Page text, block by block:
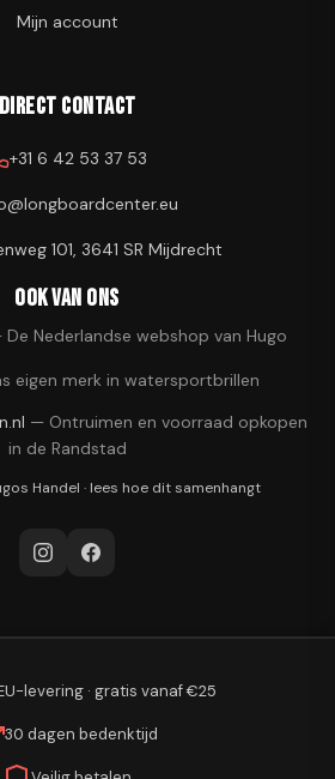
Mijn account
Direct contact
+31 6 42 53 37 53
101, 3641 SR Mijdrecht
Ook van ons
De Nederlandse webshop van Hugo
eigen merk in watersportbrillen
— Ontruimen en voorraad opkopen
in de Randstad
Handel · lees hoe dit samenhangt
levering · gratis vanaf €25
30 dagen bedenktijd